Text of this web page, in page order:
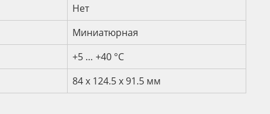
Нет
Миниатюрная
+5 … +40 °С
84 x 124.5 x 91.5 мм